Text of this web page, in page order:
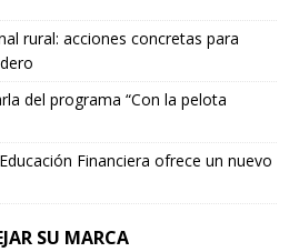
rural: acciones concretas para
del programa “Con la pelota
Financiera ofrece un nuevo
SU MARCA